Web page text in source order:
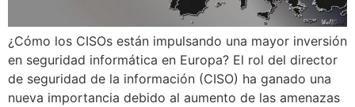
¿Cómo los CISOs están impulsando una mayor inversión
en seguridad informática en Europa? El rol del director
de seguridad de la información (CISO) ha ganado una
nueva importancia debido al aumento de las amenazas